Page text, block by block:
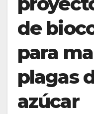
de
para
plagas
azúcar